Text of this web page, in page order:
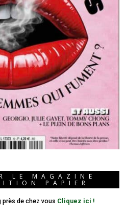
LE MAGAZINE
PAPIER
de chez vous Cliquez ici !